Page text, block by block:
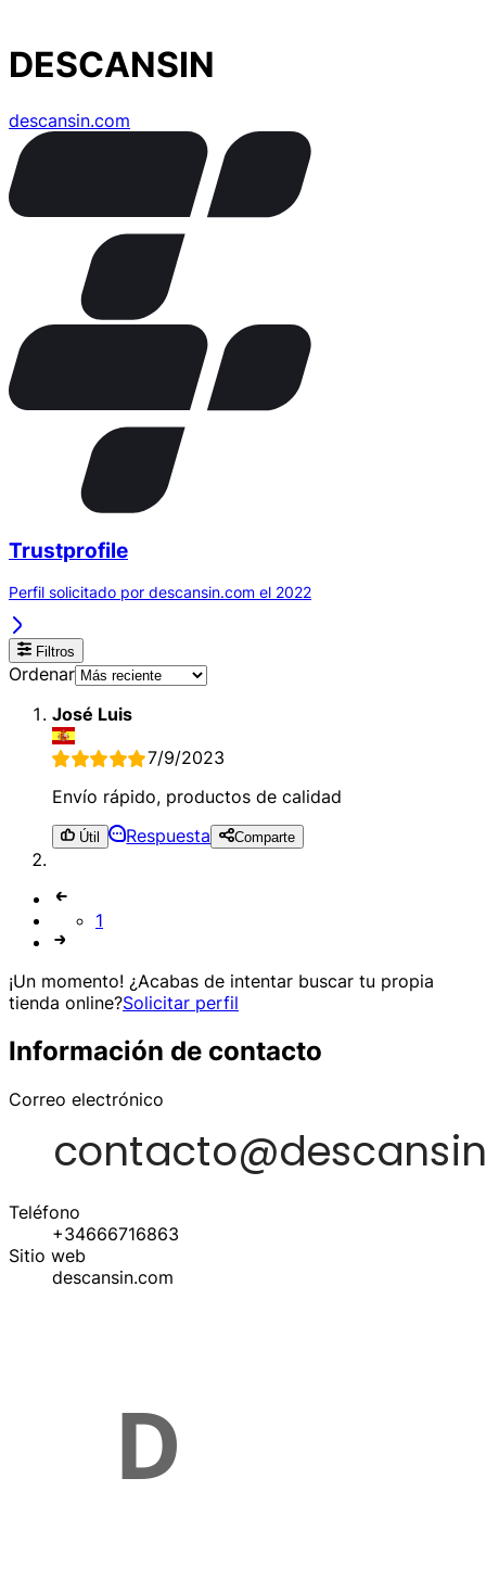
DESCANSIN
descansin.com
Trustprofile
Perfil solicitado por descansin.com el 2022
Filtros
Ordenar
José Luis
7/9/2023
Envío rápido, productos de calidad
Útil Respuesta Comparte
1
¡Un momento! ¿Acabas de intentar buscar tu propia
tienda online?Solicitar perfil
Información de contacto
Correo electrónico
Teléfono
+34666716863
Sitio web
descansin.com